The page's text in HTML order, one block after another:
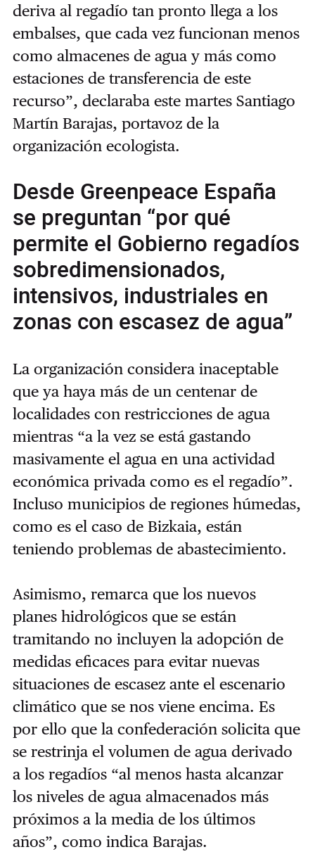
deriva al regadío tan pronto llega a los
embalses, que cada vez funcionan menos
como almacenes de agua y más como
estaciones de transferencia de este
recurso”, declaraba este martes Santiago
Martín Barajas, portavoz de la
organización ecologista.
Desde Greenpeace España
se preguntan “por qué
permite el Gobierno regadíos
sobredimensionados,
intensivos, industriales en
zonas con escasez de agua”
La organización considera inaceptable
que ya haya más de un centenar de
localidades con restricciones de agua
mientras “a la vez se está gastando
masivamente el agua en una actividad
económica privada como es el regadío”.
Incluso municipios de regiones húmedas,
como es el caso de Bizkaia, están
teniendo problemas de abastecimiento.
Asimismo, remarca que los nuevos
planes hidrológicos que se están
tramitando no incluyen la adopción de
medidas eficaces para evitar nuevas
situaciones de escasez ante el escenario
climático que se nos viene encima. Es
por ello que la confederación solicita que
se restrinja el volumen de agua derivado
a los regadíos “al menos hasta alcanzar
los niveles de agua almacenados más
próximos a la media de los últimos
años”, como indica Barajas.